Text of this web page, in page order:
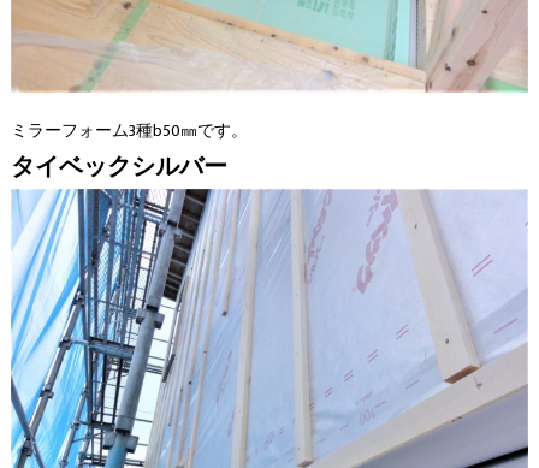
ミラーフォーム3種b50㎜です。
タイベックシルバー